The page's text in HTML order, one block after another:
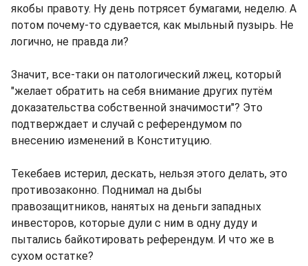
якобы правоту. Ну день потрясет бумагами, неделю. А
потом почему-то сдувается, как мыльный пузырь. Не
логично, не правда ли?
Значит, все-таки он патологический лжец, который
"желает обратить на себя внимание других путём
доказательства собственной значимости"? Это
подтверждает и случай с референдумом по
внесению изменений в Конституцию.
Текебаев истерил, дескать, нельзя этого делать, это
противозаконно. Поднимал на дыбы
правозащитников, нанятых на деньги западных
инвесторов, которые дули с ним в одну дуду и
пытались байкотировать референдум. И что же в
сухом остатке?